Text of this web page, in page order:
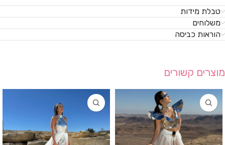
טבלת מידות
משלוחים
הוראות כביסה
מוצרים קשורים